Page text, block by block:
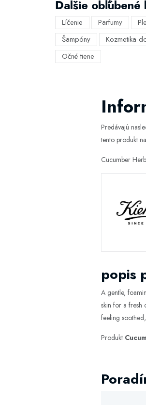
Ďalšie
Líčenie Parfumy
Šampóny
Kozmetika
Očné tiene
Predávajú
tento produkt
Cucumber
popis
A gentle,
skin for a fresh
feeling
Produkt